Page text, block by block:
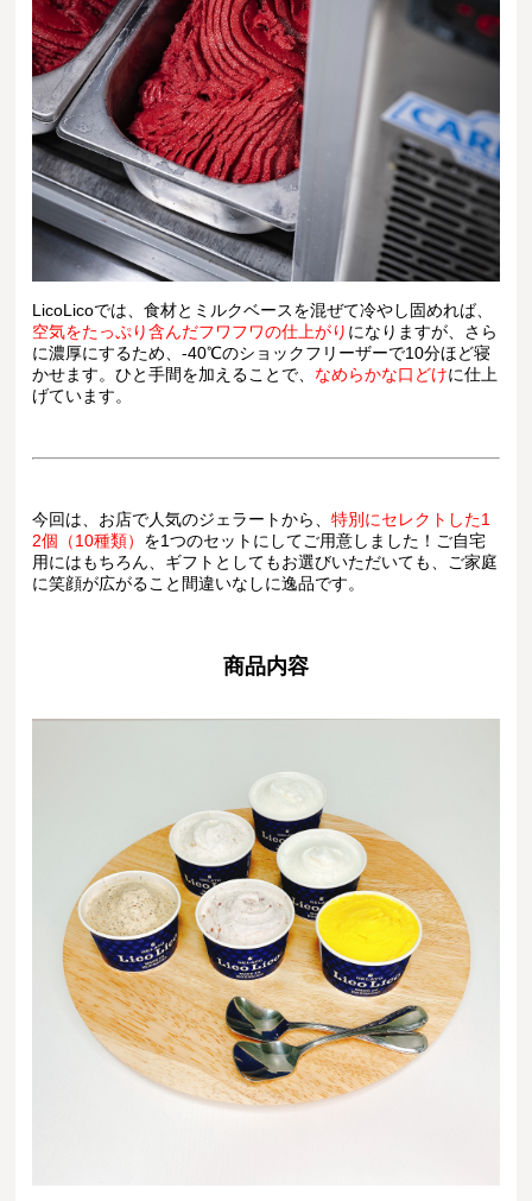
LicoLicoでは、食材とミルクベースを混ぜて冷やし固めれば、
空気をたっぷり含んだフワフワの仕上がり になりますが、さら
に濃厚にするため、-40℃のショックフリーザーで10分ほど寝
かせます。ひと手間を加えることで、 なめらかな口どけに仕上
げています。
今回は、お店で人気のジェラートから、特別にセレクトした1
2個（10種類） を1つのセットにしてご用意しました！ご自宅
用にはもちろん、ギフトとしてもお選びいただいても、ご家庭
に笑顔が広がること間違いなしに逸品です。
商品内容